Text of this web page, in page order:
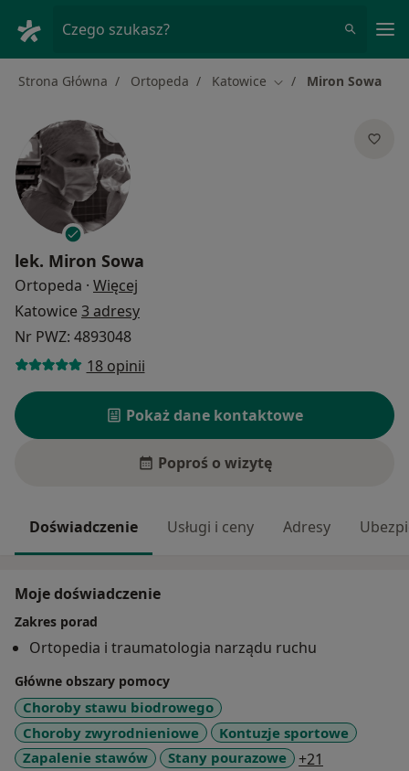
Czego szukasz?
Strona Główna Ortopeda Katowice Zmień miasto
Miron Sowa
lek. Miron Sowa
Ortopeda · Więcej
Katowice 3 adresy
Nr PWZ: 4893048
18 opinii
Pokaż dane kontaktowe
Poproś o wizytę
Doświadczenie Usługi i ceny Adresy
Moje doświadczenie
Zakres porad
Ortopedia i traumatologia narządu ruchu
Główne obszary pomocy
Choroby stawu biodrowego
Choroby zwyrodnieniowe
Kontuzje sportowe
Zapalenie stawów
Stany pourazowe +21